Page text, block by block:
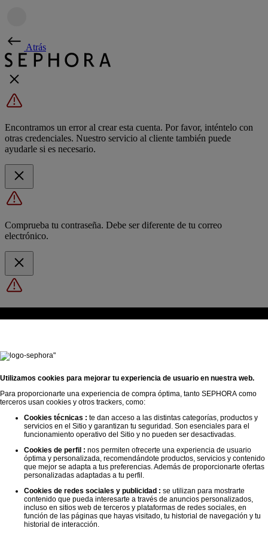
Atrás
Encontramos un error al crear esta cuenta. Por favor, inténtelo con
otras credenciales. Nuestro servicio al cliente también puede
ayudarle si es necesario.
Comprueba tu contraseña. Debe ser diferente de tu correo
electrónico.
Se le ha enviado un correo electrónico con su número de tarjeta.
Te hemos enviado un código. Espera15 segundospara poder
enviarte otro.
Utilizamos cookies para mejorar tu experiencia de usuario en nuestra web.
Para proporcionarte una experiencia de compra óptima, tanto SEPHORA como
terceros usan cookies y otros trackers, como:
Cookies técnicas : te dan acceso a las distintas categorías, productos y
servicios en el Sitio y garantizan tu seguridad. Son esenciales para el
funcionamiento operativo del Sitio y no pueden ser desactivadas.
Cookies de perfil : nos permiten ofrecerte una experiencia de usuario
óptima y personalizada, recomendándote productos, servicios y contenido
que mejor se adapta a tus preferencias. Además de proporcionarte ofertas
personalizadas adaptadas a tu perfil.
Cookies de redes sociales y publicidad : se utilizan para mostrarte
contenido que pueda interesarte a través de anuncios personalizados,
incluso en sitios web de terceros y plataformas de redes sociales, en
función de las páginas que hayas visitado, tu historial de navegación y tu
historial de interacción.